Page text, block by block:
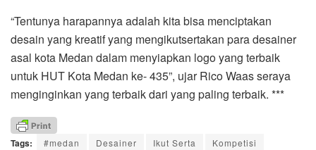
“Tentunya harapannya adalah kita bisa menciptakan
desain yang kreatif yang mengikutsertakan para desainer
asal kota Medan dalam menyiapkan logo yang terbaik
untuk HUT Kota Medan ke- 435”, ujar Rico Waas seraya
menginginkan yang terbaik dari yang paling terbaik. ***
Tags: #medan Desainer Ikut Serta
Kompetisi